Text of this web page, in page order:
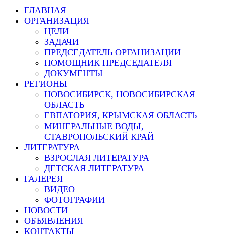
Межрегиональная общественная
организация по содействию
творческому и духовно-
культурному развитию населения
ГЛАВНАЯ
ОРГАНИЗАЦИЯ
ЦЕЛИ
ЗАДАЧИ
ПРЕДСЕДАТЕЛЬ ОРГАНИЗАЦИИ
ПОМОЩНИК ПРЕДСЕДАТЕЛЯ
ДОКУМЕНТЫ
РЕГИОНЫ
НОВОСИБИРСК, НОВОСИБИРСКАЯ
ОБЛАСТЬ
ЕВПАТОРИЯ, КРЫМСКАЯ ОБЛАСТЬ
МИНЕРАЛЬНЫЕ ВОДЫ,
СТАВРОПОЛЬСКИЙ КРАЙ
ЛИТЕРАТУРА
ВЗРОСЛАЯ ЛИТЕРАТУРА
ДЕТСКАЯ ЛИТЕРАТУРА
ГАЛЕРЕЯ
ВИДЕО
ФОТОГРАФИИ
НОВОСТИ
ОБЪЯВЛЕНИЯ
КОНТАКТЫ